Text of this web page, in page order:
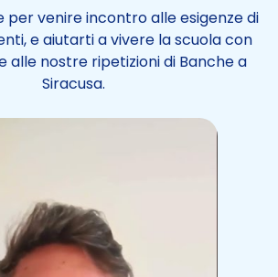
per venire incontro alle esigenze di
e aiutarti a vivere la scuola con
alle nostre ripetizioni di Banche a
Siracusa.